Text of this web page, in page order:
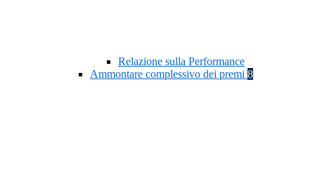
Relazione sulla Performance
Ammontare complessivo dei premi 8